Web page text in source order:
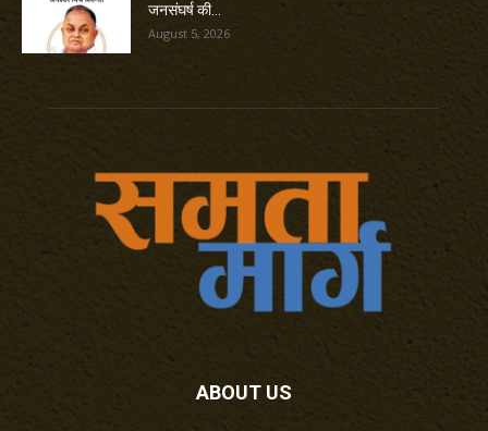
जनसंघर्ष की...
August 5, 2026
ABOUT US